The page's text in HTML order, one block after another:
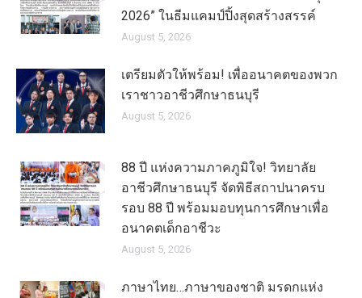
2026” ในธีมแคมป์ปิ้งสุดสร้างสรรค์
August 5, 2026
เตรียมตัวให้พร้อม! เพื่ออนาคตของพวก
เราชาวอาชีวศึกษาธนบุรี
August 5, 2026
88 ปี แห่งความภาคภูมิใจ! วิทยาลัย
อาชีวศึกษาธนบุรี จัดพิธีสถาปนาครบ
รอบ 88 ปี พร้อมมอบทุนการศึกษาเพื่อ
อนาคตเด็กอาชีวะ
August 5, 2026
ภาษาไทย…ภาษาของชาติ มรดกแห่ง